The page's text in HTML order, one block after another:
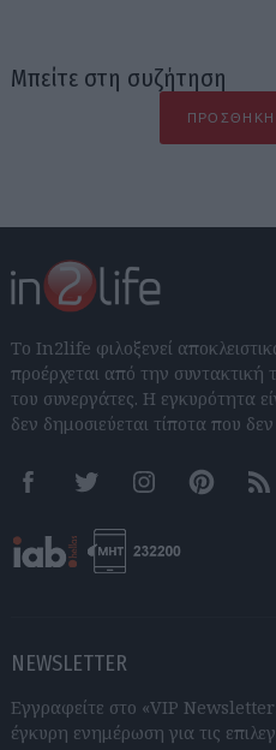
Μπείτε στη συζήτηση
ΠΡΟΣΘΉΚΗ
Το In2life φιλοξενεί
προέρχεται από την συντακτική
του συνεργάτες. Η εγκυρότητα
δεν δημοσιεύεται τίποτα που δεν
FacebookTwitter InstagramPinterest
NEWSLETTER
Εγγραφείτε στο «VIP
έγκυρη ενημέρωση για τις